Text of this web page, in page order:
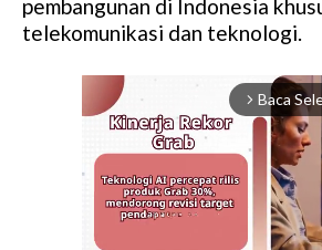
pembangunan di Indonesia
telekomunikasi dan teknologi.
arrow_forward_ios Baca